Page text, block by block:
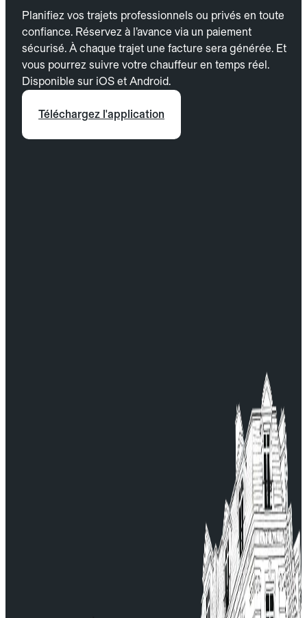
Planifiez vos trajets professionnels ou privés en toute
confiance. Réservez à l’avance via un paiement
sécurisé. À chaque trajet une facture sera générée. Et
vous pourrez suivre votre chauffeur en temps réel.
Disponible sur iOS et Android.
Téléchargez l'application